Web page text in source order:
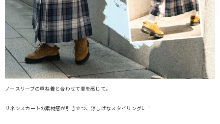
ノースリーブの重ね着と合わせて夏を感じて。
リネンスカートの素材感が引き立つ、涼しげなスタイリングに！